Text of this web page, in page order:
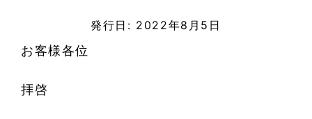
発行日: 2022年8月5日
お客様各位
拝啓